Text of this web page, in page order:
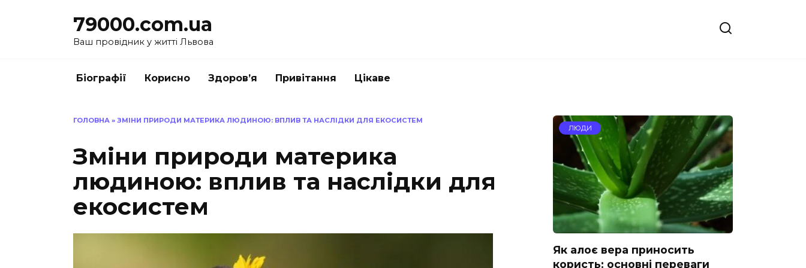
79000.com.ua
Ваш провідник у житті Львова
Біографії Корисно Здоров’я Привітання Цікаве
ГОЛОВНА » ЗМІНИ ПРИРОДИ МАТЕРИКА ЛЮДИНОЮ: ВПЛИВ ТА НАСЛІДКИ ДЛЯ ЕКОСИСТЕМ
Зміни природи материка
людиною: вплив та наслідки для
екосистем
ЛЮДИ
Як алоє вера приносить
користь: основні переваги